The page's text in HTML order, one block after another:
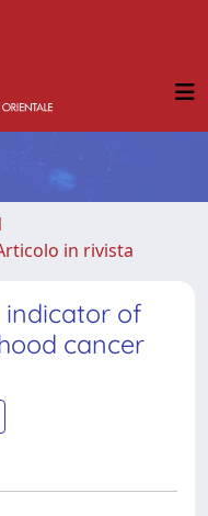
in rivista
indicator of
cancer